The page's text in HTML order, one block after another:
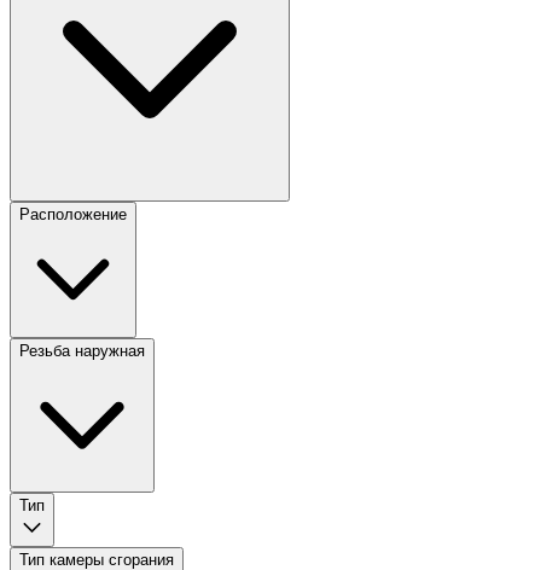
Расположение
Резьба наружная
Тип
Тип камеры сгорания